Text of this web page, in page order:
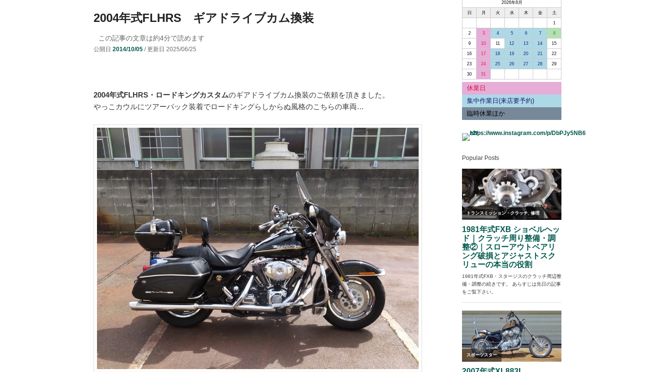
コ
ン
ン
へ
移
動
ン
テ
ツ
移
動
2004年式FLHRS ギアドライブカム換装
この記事の文章は約4分で読めます
公開日 2014/10/05 / 更新日 2025/06/25
2004年式FLHRS・ロードキングカスタムのギアドライブカム換装のご依頼を頂きました。
やっこカウルにツアーパック装着でロードキングらしからぬ風格のこちらの車両…
2026年8月
日 月 火 水 木 金 土
1
2 3 4 5 6 7 8
9 10 11 12 13 14 15
16 17 18 19 20 21 22
23 24 25 26 27 28 29
30 31
休業日
集中作業日(来店要予約)
臨時休業ほか
Popular Posts